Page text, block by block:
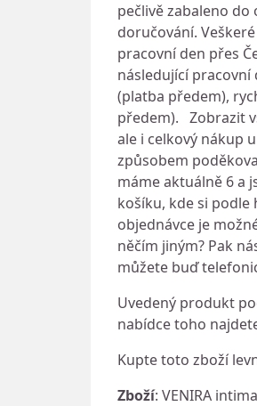
pečlivě zabaleno
doručování.
pracovní den přes
následující
(platba předem),
předem). Zobrazit
ale i celkový nákup
způsobem
máme aktuálně 6 a
košíku, kde si podle
objednávce je
něčím jiným? Pak
můžete buď
Uvedený produkt
nabídce toho
Kupte toto zboží
Zboží: VENIRA